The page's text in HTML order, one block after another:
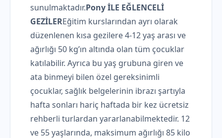
sunulmaktadır.Pony İLE EĞLENCELİ
GEZİLEREğitim kurslarından ayrı olarak
düzenlenen kısa gezilere 4-12 yaş arası ve
ağırlığı 50 kg’ın altında olan tüm çocuklar
katılabilir. Ayrıca bu yaş grubuna giren ve
ata binmeyi bilen özel gereksinimli
çocuklar, sağlık belgelerinin ibrazı şartıyla
hafta sonları hariç haftada bir kez ücretsiz
rehberli turlardan yararlanabilmektedir. 12
ve 55 yaşlarında, maksimum ağırlığı 85 kilo